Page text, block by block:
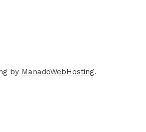
by ManadoWebHosting.